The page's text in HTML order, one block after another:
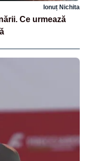
Ionuț Nichita
Ce urmează